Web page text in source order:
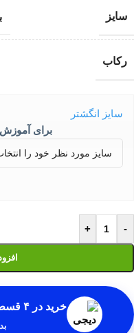
سایز
رکاب
سایز انگشتر
برای آموزش
-
+
خرید در ۴ قسط